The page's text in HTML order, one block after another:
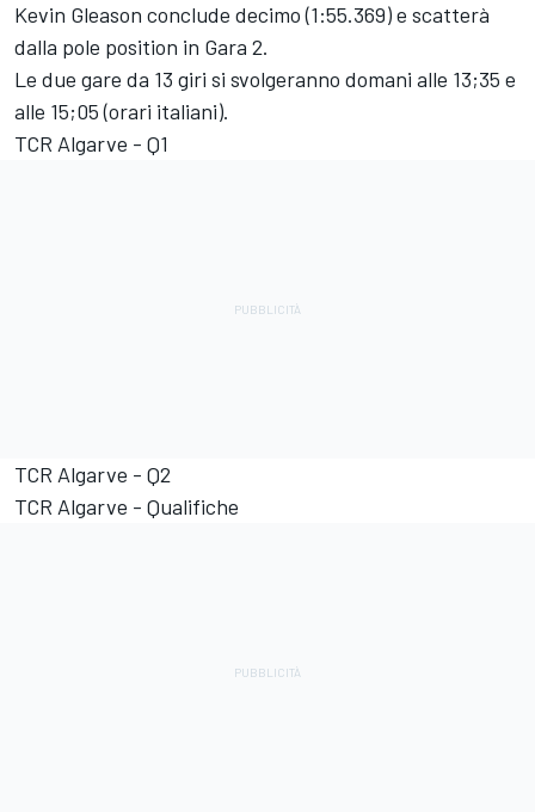
Kevin Gleason conclude decimo (1:55.369) e scatterà
dalla pole position in Gara 2.
Le due gare da 13 giri si svolgeranno domani alle 13;35 e
alle 15;05 (orari italiani).
TCR Algarve - Q1
TCR Algarve - Q2
TCR Algarve - Qualifiche